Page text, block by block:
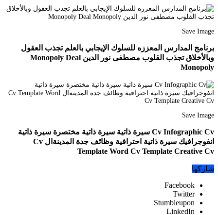
Save Image
برنامج المدارس المعززه للسلوك الإيجابي بالعلم تجذب العقول
وبالأخلاق تجذب القلوب مصطفى نور الدين Monopoly Deal
Monopoly
Save Image
Cv Infographic Cv سيرة ذاتية سيرة ذاتية مختصرة سيرة ذاتية
انفوجرافيك سيرة ذاتية احترافية وظائف جدة المدينةال Cv
Template Word Cv Template Creative Cv
شاركها
Facebook
Twitter
Stumbleupon
LinkedIn